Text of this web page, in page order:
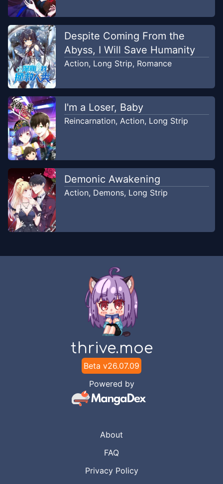
Despite Coming From the
Abyss, I Will Save Humanity
Action, Long Strip, Romance
I'm a Loser, Baby
Reincarnation, Action, Long Strip
Demonic Awakening
Action, Demons, Long Strip
thrive.moe
Beta v26.07.09
Powered by
About
FAQ
Privacy Policy